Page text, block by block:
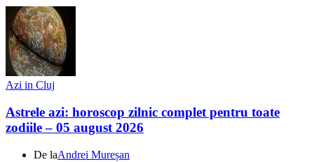
Azi in Cluj
Astrele azi: horoscop zilnic complet pentru toate
zodiile – 05 august 2026
De laAndrei Mureșan